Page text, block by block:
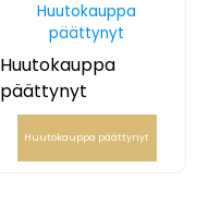
Huutokauppa
päättynyt
Huutokauppa
päättynyt
Huutokauppa päättynyt